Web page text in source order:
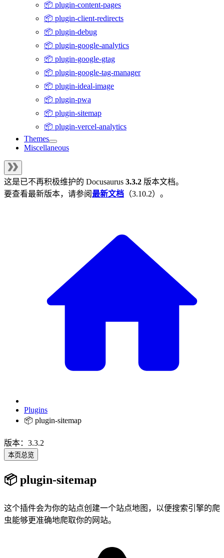
📦 plugin-content-pages
📦 plugin-client-redirects
📦 plugin-debug
📦 plugin-google-analytics
📦 plugin-google-gtag
📦 plugin-google-tag-manager
📦 plugin-ideal-image
📦 plugin-pwa
📦 plugin-sitemap
📦 plugin-vercel-analytics
Themes
Miscellaneous
这是已不再积极维护的 Docusaurus 3.3.2 版本文档。
要查看最新版本，请参阅最新文档 （3.10.2）。
Plugins
📦 plugin-sitemap
版本：3.3.2
本页总览
📦 plugin-sitemap
这个插件会为你的站点创建一个站点地图，以便搜索引擎的爬
虫能够更准确地爬取你的网站。